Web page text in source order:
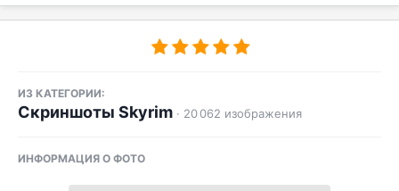
ИЗ КАТЕГОРИИ:
Скриншоты Skyrim · 20 062 изображения
ИНФОРМАЦИЯ О ФОТО